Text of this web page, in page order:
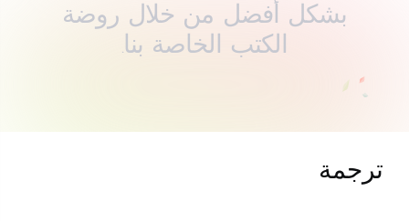
بشكل أفضل من خلال روضة
الكتب الخاصة بنا.
ترجمة